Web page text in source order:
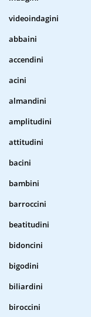
videoindagini
abbaini
accendini
acini
almandini
amplitudini
attitudini
bacini
bambini
barroccini
beatitudini
bidoncini
bigodini
biliardini
biroccini